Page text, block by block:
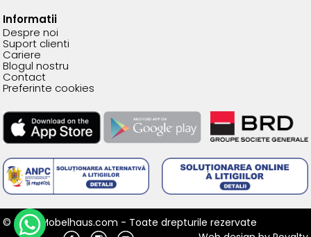
Informatii
Despre noi
Suport clienti
Cariere
Blogul nostru
Contact
Preferinte cookies
© 2026 Mobelhaus.com - Toate drepturile rezervate